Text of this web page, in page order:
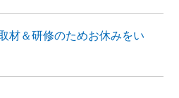
＆研修のためお休みをい